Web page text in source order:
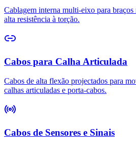
Cablagem interna multi-eixo para
alta resistência à torção.
Cabos para Calha Articulada
Cabos de alta flexão projectados para
calhas articuladas e porta-cabos.
Cabos de Sensores e Sinais